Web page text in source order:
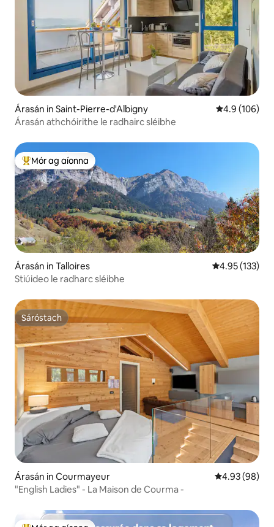
Árasán in Saint-Pierre-d'Albigny Meánrátáil
4.9 (106)
Árasán athchóirithe le radhairc sléibhe
An-mhór ag aíonna
Mór ag aíonna
Árasán in Talloires Meánrátáil
4.95 (133)
Stiúideo le radharc sléibhe
Sáróstach
Sáróstach
Árasán in Courmayeur Meánrátáil
4.93 (98)
"English Ladies" - La Maison de Courma -